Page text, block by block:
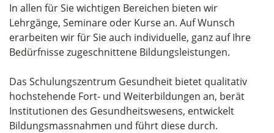
In allen für Sie wichtigen Bereichen bieten wir
Lehrgänge, Seminare oder Kurse an. Auf Wunsch
erarbeiten wir für Sie auch individuelle, ganz auf Ihre
Bedürfnisse zugeschnittene Bildungsleistungen.
Das Schulungszentrum Gesundheit bietet qualitativ
hochstehende Fort- und Weiterbildungen an, berät
Institutionen des Gesundheitswesens, entwickelt
Bildungsmassnahmen und führt diese durch.